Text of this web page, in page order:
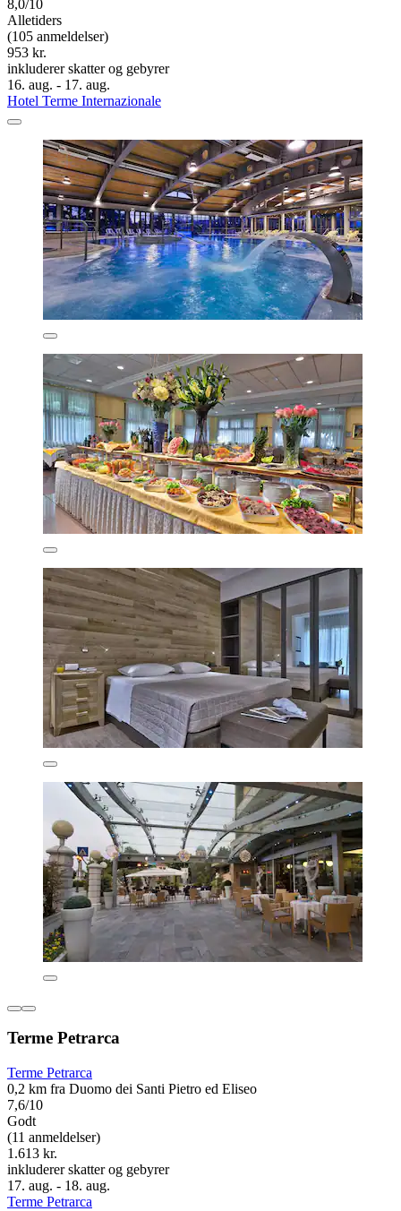
8,0/10
Alletiders
(105 anmeldelser)
953 kr.
inkluderer skatter og gebyrer
16. aug. - 17. aug.
Hotel Terme Internazionale
Terme Petrarca
Terme Petrarca
0,2 km fra Duomo dei Santi Pietro ed Eliseo
7,6/10
Godt
(11 anmeldelser)
1.613 kr.
inkluderer skatter og gebyrer
17. aug. - 18. aug.
Terme Petrarca